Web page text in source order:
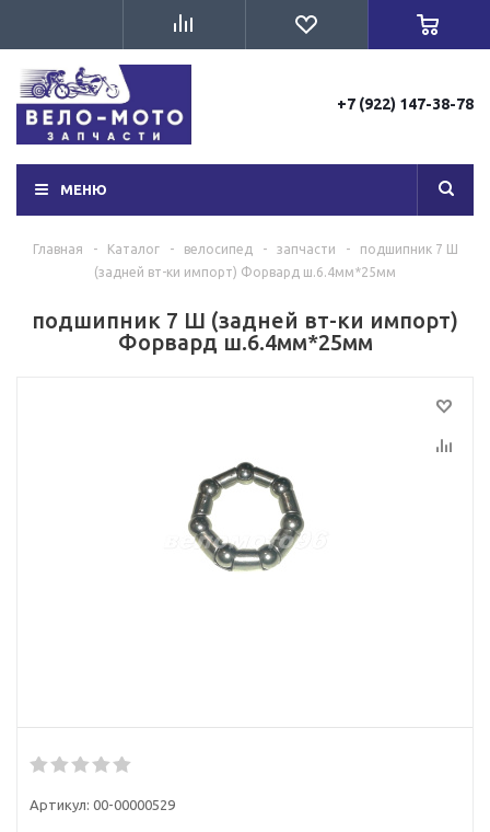
+7 (922) 147-38-78
МЕНЮ
Главная - Каталог - велосипед - запчасти -
подшипник 7 Ш
(задней вт-ки импорт) Форвард ш.6.4мм*25мм
подшипник 7 Ш (задней вт-ки импорт)
Форвард ш.6.4мм*25мм
Артикул: 00-00000529